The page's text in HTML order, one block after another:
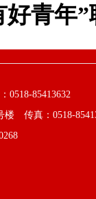
好青年
85413632
楼 传真：0518-